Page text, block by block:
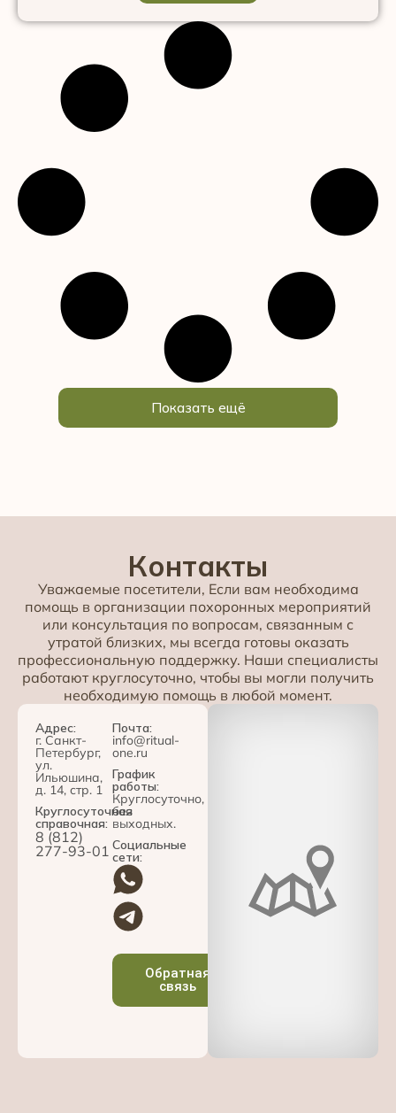
Показать ещё
Контакты
Уважаемые посетители, Если вам необходима
помощь в организации похоронных мероприятий
или консультация по вопросам, связанным с
утратой близких, мы всегда готовы оказать
профессиональную поддержку. Наши специалисты
работают круглосуточно, чтобы вы могли получить
необходимую помощь в любой момент.
Адрес:
г. Санкт-
Петербург,
ул.
Ильюшина,
д. 14, стр. 1
Круглосуточная
справочная:
8 (812)
277-93-01
Почта:
info@ritual-
one.ru
График
работы:
Круглосуточно,
без
выходных.
Социальные
сети:
Обратная
связь